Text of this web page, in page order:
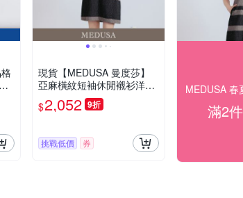
現貨【MEDUSA 曼度莎】
亞麻橫紋短袖休閒襯衫洋裝
（M-XL）｜休閒洋裝 一件
式洋裝 涼感透氣亞麻
$2,052 9折
挑戰低價 券
滿2